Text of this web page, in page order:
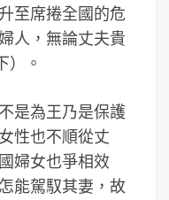
至席捲全國的危
人，無論丈夫貴
）。
是為王乃是保護
性也不順從丈
婦女也爭相效
能駕馭其妻，故